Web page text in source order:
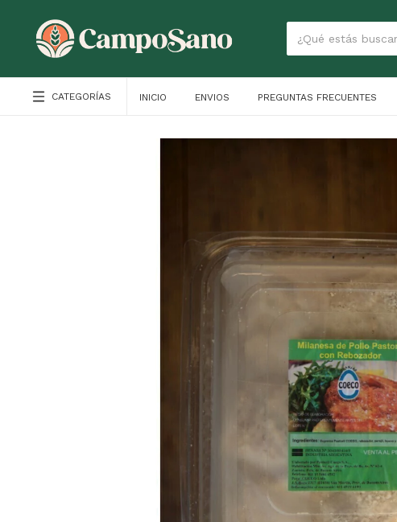
CATEGORÍAS INICIO ENVIOS PREGUNTAS FRECUENTES